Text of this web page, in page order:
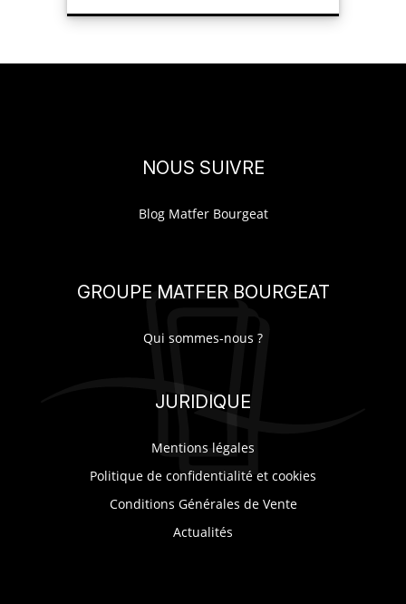
NOUS SUIVRE
Blog Matfer Bourgeat
GROUPE MATFER BOURGEAT
Qui sommes-nous ?
JURIDIQUE
Mentions légales
Politique de confidentialité et cookies
Conditions Générales de Vente
Actualités